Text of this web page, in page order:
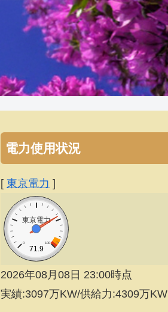
電力使用状況
[ 東京電力 ]
東京電力
0 100
71.9
2026年08月08日 23:00時点
実績:3097万KW/供給力:4309万KW